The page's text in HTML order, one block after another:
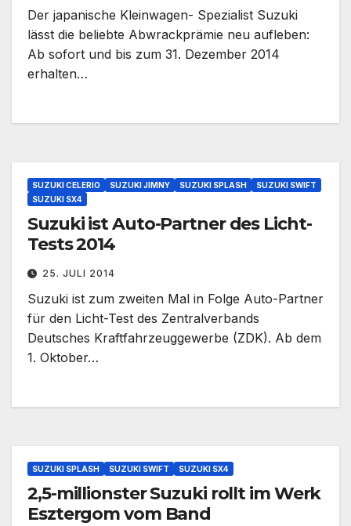
Der japanische Kleinwagen- Spezialist Suzuki
lässt die beliebte Abwrackprämie neu aufleben:
Ab sofort und bis zum 31. Dezember 2014
erhalten…
SUZUKI CELERIO SUZUKI JIMNY SUZUKI SPLASH
SUZUKI SWIFT
SUZUKI SX4
Suzuki ist Auto-Partner des Licht-
Tests 2014
25. JULI 2014
Suzuki ist zum zweiten Mal in Folge Auto-Partner
für den Licht-Test des Zentralverbands
Deutsches Kraftfahrzeuggewerbe (ZDK). Ab dem
1. Oktober…
SUZUKI SPLASH SUZUKI SWIFT SUZUKI SX4
2,5-millionster Suzuki rollt im Werk
Esztergom vom Band